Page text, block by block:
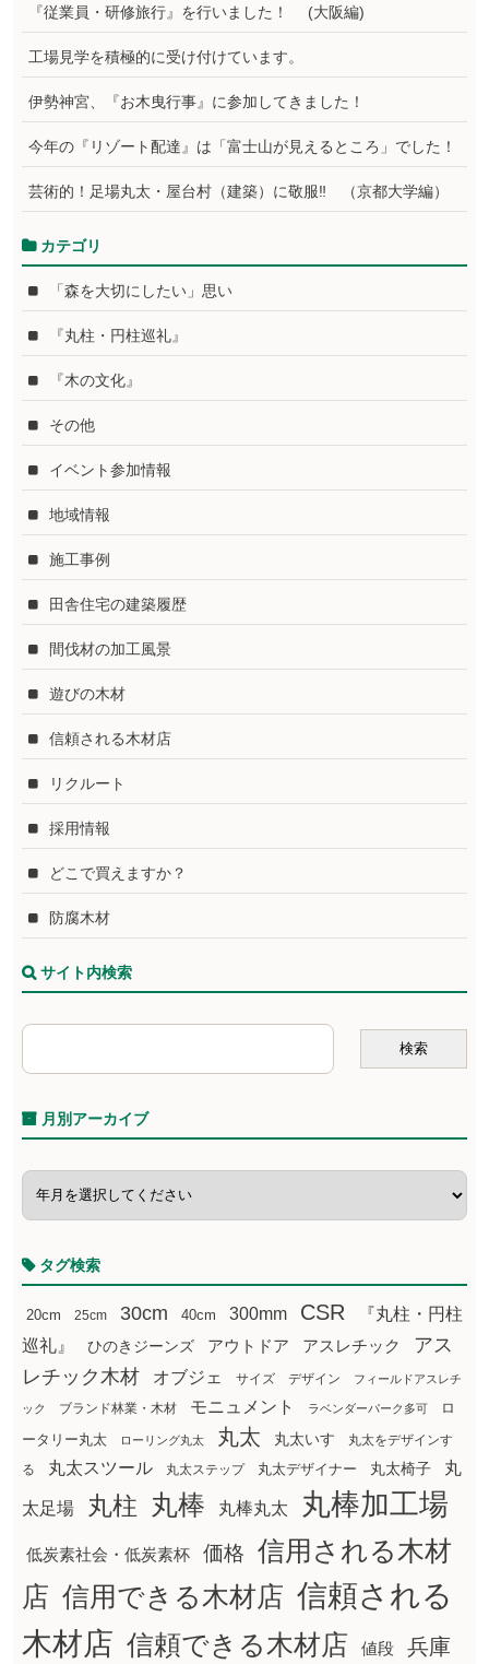
『従業員・研修旅行』を行いました！ (大阪編)
工場見学を積極的に受け付けています。
伊勢神宮、『お木曳行事』に参加してきました！
今年の『リゾート配達』は「富士山が見えるところ」でした！
芸術的！足場丸太・屋台村（建築）に敬服‼ （京都大学編）
カテゴリ
「森を大切にしたい」思い
『丸柱・円柱巡礼』
『木の文化』
その他
イベント参加情報
地域情報
施工事例
田舎住宅の建築履歴
間伐材の加工風景
遊びの木材
信頼される木材店
リクルート
採用情報
どこで買えますか？
防腐木材
サイト内検索
月別アーカイブ
タグ検索
20cm 25cm 30cm 40cm 300mm CSR
『丸柱・円柱
巡礼』
ひのきジーンズ アウトドア アスレチック
アス
レチック木材
オブジェ サイズ デザイン フィールドアスレチ
ック ブランド林業・木材 モニュメント ラベンダーパーク多可
ロ
ータリー丸太
ローリング丸太 丸太 丸太いす
丸太をデザインす
る
丸太スツール 丸太ステップ 丸太デザイナー 丸太椅子 丸
太足場 丸柱 丸棒 丸棒丸太 丸棒加工場
低炭素社会・低炭素杯 価格
信用される木材
店 信用できる木材店 信頼される
木材店 信頼できる木材店 値段
兵庫